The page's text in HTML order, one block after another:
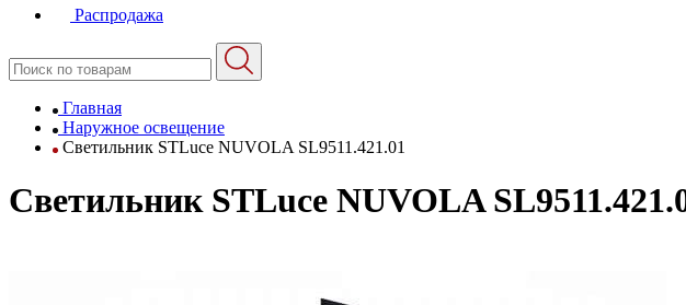
Распродажа
Главная
Наружное освещение
Светильник STLuce NUVOLA SL9511.421.01
Светильник STLuce NUVOLA